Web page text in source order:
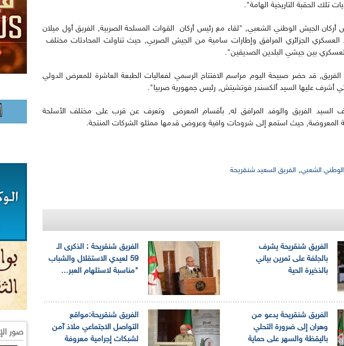
تلك الحقبة التاريخية الهامة".
أركان الجيش الوطني الشعبي, "لقاء مع رئيس أركان القوات المسلحة الصربية, الفريق أول ميلان
الجزائري المرافق وإطارات سامية من الجيش الصربي, حيث تناولت المحادثات مختلف
بين جيشي البلدين الصديقين".
الفريق, قد حضر صبيحة اليوم مراسم الافتتاح الرسمي لفعاليات الطبعة العاشرة للمعرض الدولي
السيد الفريق والوفد المرافق له, بأقسام المعرض وتعرف عن قرب على مختلف الأسلحة
المعروضة, حيث استمع إلى شروحات وافية وعروض قدمها ممثلو الشركات المنتجة.
الشعبي, الفريق السعيد شنقريحة
الفريق شنقريحة : الذكرى الـ
59 لعيدي الاستقلال والشباب
"مناسبة لاستلهام العبر...
الفريق شنقريحة يشرف
بالجلفة على تمرين بياني
بالذخيرة الحية
الفريق شنقريحة:مواقع
التواصل الاجتماعي ملاذ آمن
لشبكات إجرامية معروفة
الفريق شنقريحة يدعو من
وهران إلى ضرورة التحلي
باليقظة والسهر على حماية
صور